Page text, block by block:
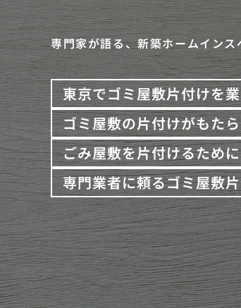
専門家が語る、新築ホームイン
東京でゴミ屋敷片付けを
ゴミ屋敷の片付けがもた
ごみ屋敷を片付けるため
専門業者に頼るゴミ屋敷